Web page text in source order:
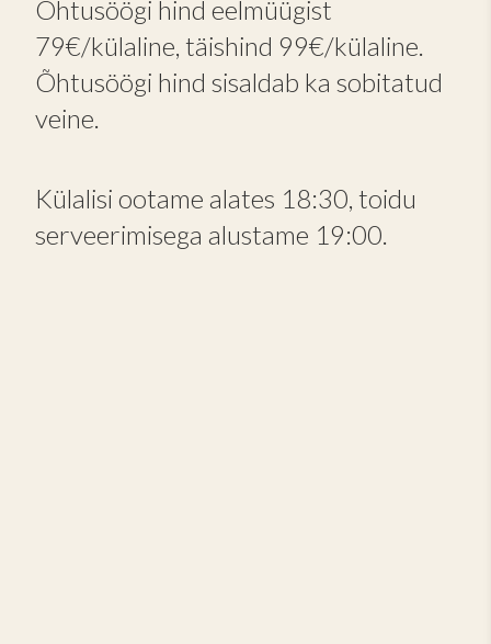
Õhtusöögi hind eelmüügist
79€/külaline, täishind 99€/külaline.
Õhtusöögi hind sisaldab ka sobitatud
veine.
Külalisi ootame alates 18:30, toidu
serveerimisega alustame 19:00.